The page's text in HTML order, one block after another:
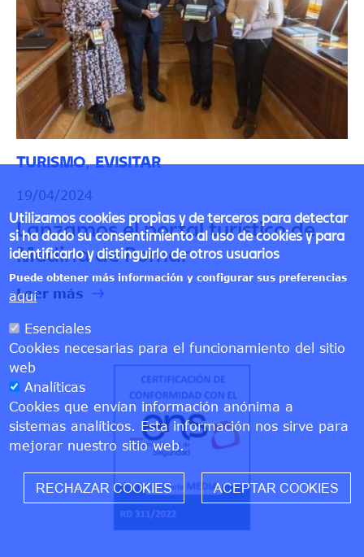
TURISMO,EVISITAR
19/04/2024
Lanzamos el portal turístico de
Medina de Pomar
Leer más
Utilizamos cookies propias y de terceros para detectar
si ha dado su consentimiento al uso de cookies y para
identificarlo y distinguirlo de otros usuarios
Puede obtener más información y configurar sus preferencias
aquí
Esenciales
Cookies necesarias para el funcionamiento del sitio
web
Analíticas
Cookies que envían información anónima a
sistemas analíticos. Esta información nos sirve para
mejorar nuestro sitio web.
RECHAZAR COOKIES ACEPTAR COOKIES